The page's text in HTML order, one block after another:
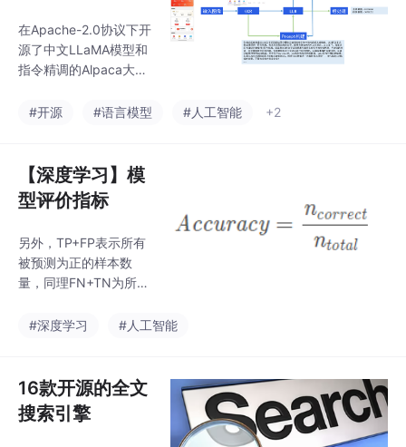
（附开源大语言
模型汇总整理）
在Apache-2.0协议下开
源了中文LLaMA模型和
指令精调的Alpaca大模
型在中文NLP社区的开
将OCR结果对应到给定
列表中的某一个场景，
若OCR结果不属于给定
个，或者将其错误的归
于其他场景，都会导致
关键信息提取失败，前
者可能导致不正确的信
#开源 #语言模型 #人工智能 +2
【深度学习】模
型评价指标
另外，TP+FP表示所有
被预测为正的样本数
量，同理FN+TN为所有
量，TP+FN为实际为正
-R曲线上的一个点代表
着，在某一阈值下，模
型将大于该阈值的结果
#深度学习 #人工智能
16款开源的全文
搜索引擎